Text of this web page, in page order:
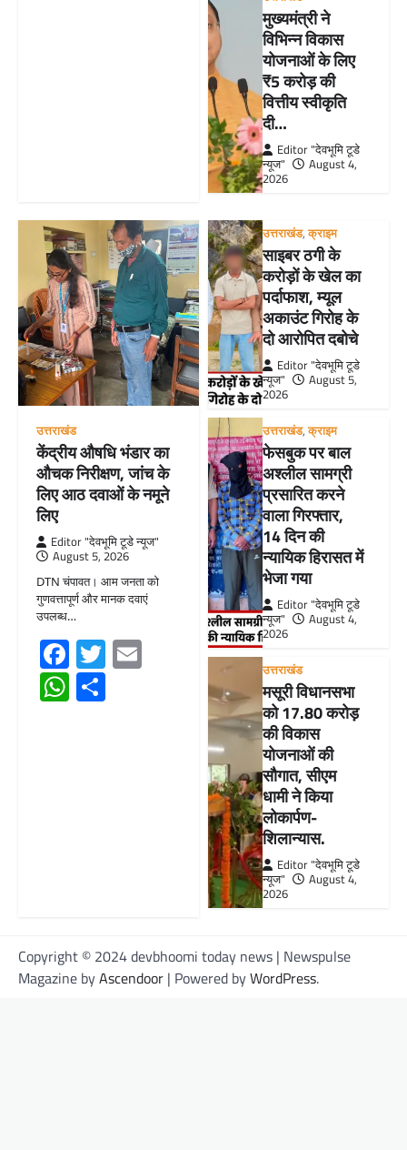
मुख्यमंत्री ने
विभिन्न विकास
योजनाओं के लिए
₹5 करोड़ की
वित्तीय स्वीकृति
दी…
Editor "देवभूमि टूडे
न्यूज"
August 4,
2026
उत्तराखंड
केंद्रीय औषधि भंडार का
औचक निरीक्षण, जांच के
लिए आठ दवाओं के नमूने
लिए
Editor "देवभूमि टूडे न्यूज"
August 5, 2026
DTN चंपावत। आम जनता को
गुणवत्तापूर्ण और मानक दवाएं
उपलब्ध…
Facebook
TwitterEmail
WhatsApp
उत्तराखंड,क्राइम
साइबर ठगी के
करोड़ों के खेल का
पर्दाफाश, म्यूल
अकाउंट गिरोह के
दो आरोपित दबोचे
Editor "देवभूमि टूडे
न्यूज"
August 5,
2026
उत्तराखंड,क्राइम
फेसबुक पर बाल
अश्लील सामग्री
प्रसारित करने
वाला गिरफ्तार,
14 दिन की
न्यायिक हिरासत में
भेजा गया
Editor "देवभूमि टूडे
न्यूज"
August 4,
2026
उत्तराखंड
मसूरी विधानसभा
को 17.80 करोड़
की विकास
योजनाओं की
सौगात, सीएम
धामी ने किया
लोकार्पण-
शिलान्यास.
Editor "देवभूमि टूडे
न्यूज"
August 4,
2026
Copyright © 2024 devbhoomi today news | Newspulse
Magazine byAscendoor | Powered byWordPress.